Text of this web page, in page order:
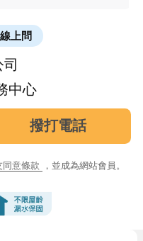
線上問
中心
撥打電話
同意條款 ，並成為網站會員。